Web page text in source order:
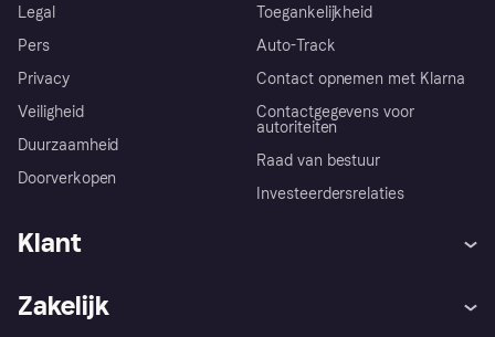
Legal
Pers
Privacy
Veiligheid
Duurzaamheid
Doorverkopen
Toegankelijkheid
Auto-Track
Contact opnemen met Klarna
Contactgegevens voor
autoriteiten
Raad van bestuur
Investeerdersrelaties
Klant
Zakelijk